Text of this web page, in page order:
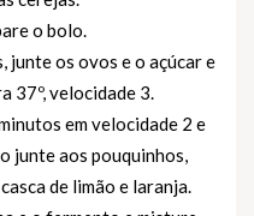
o bolo.
junte os ovos e o açúcar e
37º, velocidade 3.
em velocidade 2 e
junte aos pouquinhos,
de limão e laranja.